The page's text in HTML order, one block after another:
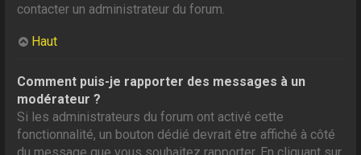
contacter un administrateur du forum.
Haut
Comment puis-je rapporter des messages à un
modérateur ?
Si les administrateurs du forum ont activé cette
fonctionnalité, un bouton dédié devrait être affiché à côté
du message que vous souhaitez rapporter. En cliquant sur